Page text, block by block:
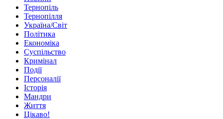
Тернопіль
Тернопілля
Україна/Світ
Політика
Економіка
Суспільство
Кримінал
Події
Персоналії
Історія
Мандри
Життя
Цікаво!